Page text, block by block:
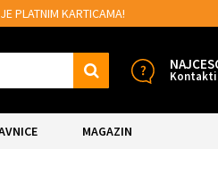
PLATNIM KARTICAMA!
MAGAZIN